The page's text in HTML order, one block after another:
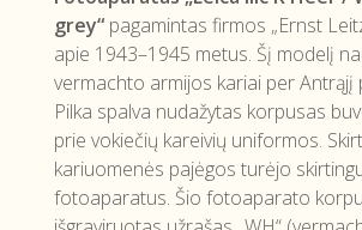
grey“ pagamintas firmos „Ernst
apie 1943–1945 metus. Šį modelį
vermachto armijos kariai per Antrąjį
Pilka spalva nudažytas korpusas
prie vokiečių kareivių uniformos.
kariuomenės pajėgos turėjo
fotoaparatus. Šio fotoaparato